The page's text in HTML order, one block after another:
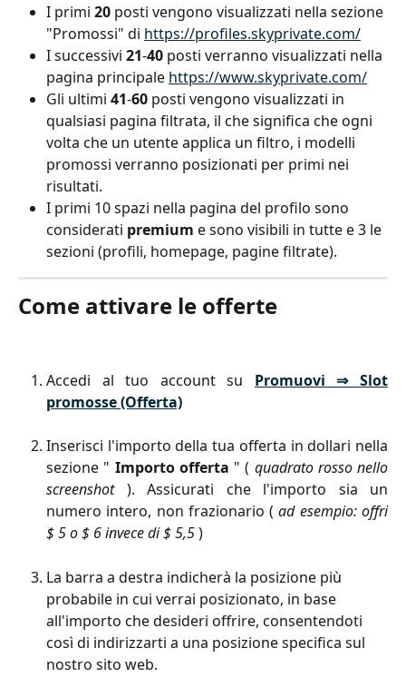
I primi 20 posti vengono visualizzati nella sezione
"Promossi" di https://profiles.skyprivate.com/
I successivi 21-40 posti verranno visualizzati nella
pagina principale https://www.skyprivate.com/
Gli ultimi 41-60 posti vengono visualizzati in
qualsiasi pagina filtrata, il che significa che ogni
volta che un utente applica un filtro, i modelli
promossi verranno posizionati per primi nei
risultati.
I primi 10 spazi nella pagina del profilo sono
considerati premium e sono visibili in tutte e 3 le
sezioni (profili, homepage, pagine filtrate).
Come attivare le offerte
Accedi al tuo account su Promuovi ⇒ Slot
promosse (Offerta)
Inserisci l'importo della tua offerta in dollari nella
sezione " Importo offerta " ( quadrato rosso nello
screenshot). Assicurati che l'importo sia un
numero intero, non frazionario (ad esempio: offri
$ 5 o $ 6 invece di $ 5,5)
La barra a destra indicherà la posizione più
probabile in cui verrai posizionato, in base
all'importo che desideri offrire, consentendoti
così di indirizzarti a una posizione specifica sul
nostro sito web.